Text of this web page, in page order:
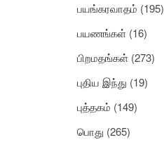
பயங்கரவாதம் (195)
பயணங்கள் (16)
பிறமதங்கள் (273)
புதிய இந்து (19)
புத்தகம் (149)
பொது (265)